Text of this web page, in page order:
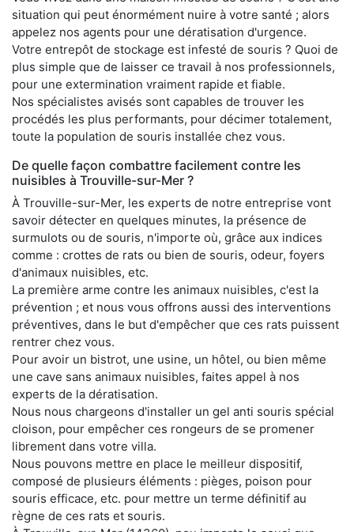
situation qui peut énormément nuire à votre santé ; alors
appelez nos agents pour une dératisation d'urgence.
Votre entrepôt de stockage est infesté de souris ? Quoi de
plus simple que de laisser ce travail à nos professionnels,
pour une extermination vraiment rapide et fiable.
Nos spécialistes avisés sont capables de trouver les
procédés les plus performants, pour décimer totalement,
toute la population de souris installée chez vous.
De quelle façon combattre facilement contre les
nuisibles à Trouville-sur-Mer ?
À Trouville-sur-Mer, les experts de notre entreprise vont
savoir détecter en quelques minutes, la présence de
surmulots ou de souris, n'importe où, grâce aux indices
comme : crottes de rats ou bien de souris, odeur, foyers
d'animaux nuisibles, etc.
La première arme contre les animaux nuisibles, c'est la
prévention ; et nous vous offrons aussi des interventions
préventives, dans le but d'empêcher que ces rats puissent
rentrer chez vous.
Pour avoir un bistrot, une usine, un hôtel, ou bien même
une cave sans animaux nuisibles, faites appel à nos
experts de la dératisation.
Nous nous chargeons d'installer un gel anti souris spécial
cloison, pour empêcher ces rongeurs de se promener
librement dans votre villa.
Nous pouvons mettre en place le meilleur dispositif,
composé de plusieurs éléments : pièges, poison pour
souris efficace, etc. pour mettre un terme définitif au
règne de ces rats et souris.